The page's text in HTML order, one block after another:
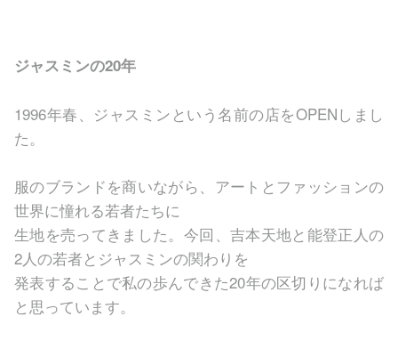
ジャスミンの20年
1996年春、ジャスミンという名前の店をOPENしまし
た。
服のブランドを商いながら、アートとファッションの
世界に憧れる若者たちに
生地を売ってきました。今回、吉本天地と能登正人の
2人の若者とジャスミンの関わりを
発表することで私の歩んできた20年の区切りになれば
と思っています。